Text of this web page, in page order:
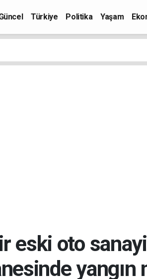
Türkiye Politika Yaşam
eski oto
yangın